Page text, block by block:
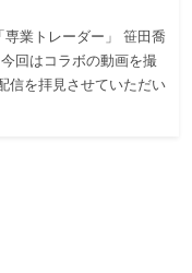
業トレーダー」 笹田喬
回はコラボの動画を撮
信を拝見させていただい